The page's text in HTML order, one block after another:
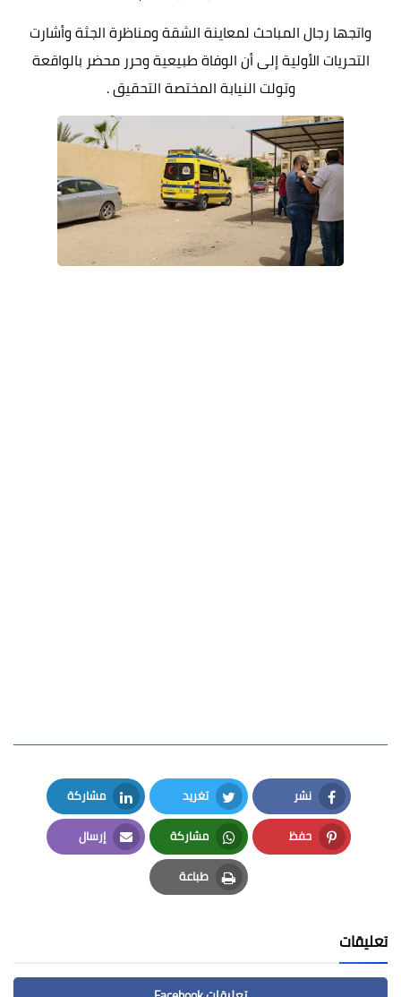
واتجها رجال المباحث لمعاينة الشقة ومناظرة الجثة وأشارت
التحريات الأولية إلى أن الوفاة طبيعية وحرر محضر بالواقعة
وتولت النيابة المختصة التحقيق .
نشر
Facebook
تغريد
Twitter
مشاركة
LinkedIn
حفظ
Pinterest
مشاركة
Whatsapp
إرسال
Email
طباعة
Print
تعليقات